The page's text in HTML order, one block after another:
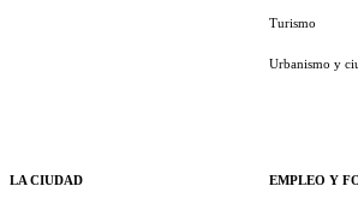
LA CIUDAD
Turismo
Urbanismo y
EMPLEO Y